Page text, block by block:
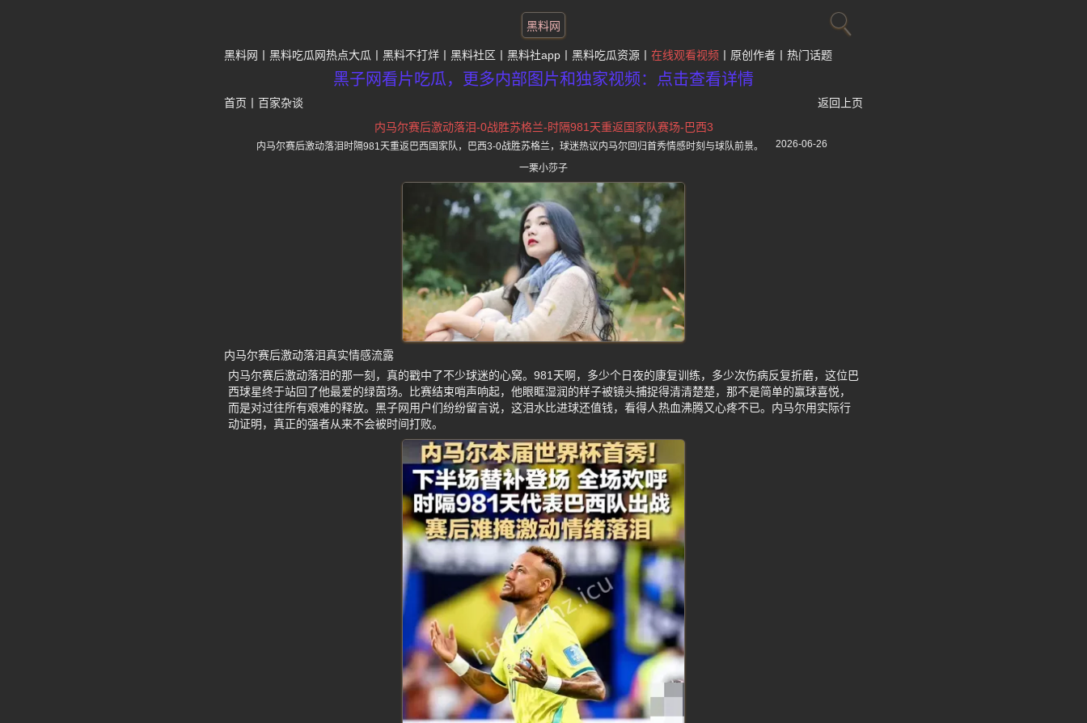
黑料网
黑料网 黑料吃瓜网热点大瓜 黑料不打烊 黑料社区 黑料社app 黑料吃瓜资源 在线观看视频 原创作者 热门话题
黑子网看片吃瓜，更多内部图片和独家视频：点击查看详情
首页 百家杂谈
返回上页
内马尔赛后激动落泪-0战胜苏格兰-时隔981天重返国家队赛场-巴西3
内马尔赛后激动落泪时隔981天重返巴西国家队，巴西3-0战胜苏格兰，球迷热议内马尔回归首秀情感时刻与球队前景。 2026-06-26
一栗小莎子
内马尔赛后激动落泪真实情感流露
内马尔赛后激动落泪的那一刻，真的戳中了不少球迷的心窝。981天啊，多少个日夜的康复训练，多少次伤病反复折磨，这位巴
西球星终于站回了他最爱的绿茵场。比赛结束哨声响起，他眼眶湿润的样子被镜头捕捉得清清楚楚，那不是简单的赢球喜悦，
而是对过往所有艰难的释放。黑子网用户们纷纷留言说，这泪水比进球还值钱，看得人热血沸腾又心疼不已。内马尔用实际行
动证明，真正的强者从来不会被时间打败。